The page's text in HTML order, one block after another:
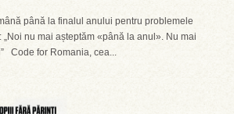
până la finalul anului pentru problemele
nu mai așteptăm «până la anul». Nu mai
Code for Romania, cea...